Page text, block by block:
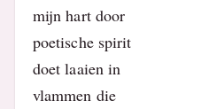
mijn hart door
poetische spirit
doet laaien in
vlammen die